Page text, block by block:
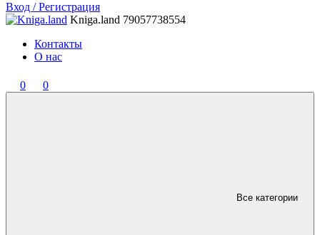
Вход / Регистрация
Kniga.land 79057738554
Контакты
О нас
0 0
Все категории